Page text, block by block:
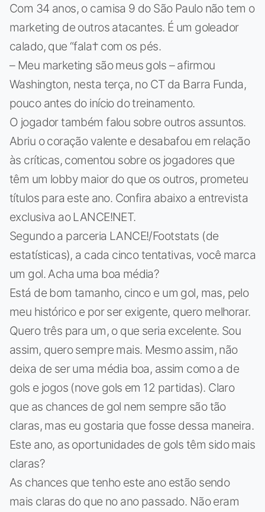
Com 34 anos, o camisa 9 do São Paulo não tem o
marketing de outros atacantes. É um goleador
calado, que “fala† com os pés.
– Meu marketing são meus gols – afirmou
Washington, nesta terça, no CT da Barra Funda,
pouco antes do início do treinamento.
O jogador também falou sobre outros assuntos.
Abriu o coração valente e desabafou em relação
às críticas, comentou sobre os jogadores que
têm um lobby maior do que os outros, prometeu
títulos para este ano. Confira abaixo a entrevista
exclusiva ao LANCE!NET.
Segundo a parceria LANCE!/Footstats (de
estatísticas), a cada cinco tentativas, você marca
um gol. Acha uma boa média?
Está de bom tamanho, cinco e um gol, mas, pelo
meu histórico e por ser exigente, quero melhorar.
Quero três para um, o que seria excelente. Sou
assim, quero sempre mais. Mesmo assim, não
deixa de ser uma média boa, assim como a de
gols e jogos (nove gols em 12 partidas). Claro
que as chances de gol nem sempre são tão
claras, mas eu gostaria que fosse dessa maneira.
Este ano, as oportunidades de gols têm sido mais
claras?
As chances que tenho este ano estão sendo
mais claras do que no ano passado. Não eram